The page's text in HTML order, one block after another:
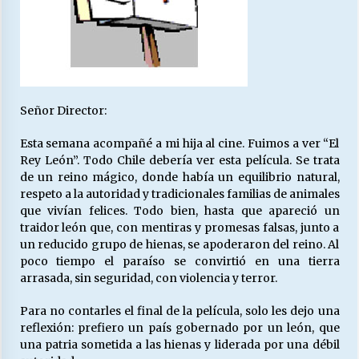
MUNICIPALIDAD, TRABAJADORES, CLIMA
LABORAL:
25/06/2026
¿Qué habrían dicho?
23/06/2026
VOLVER A SER ALTERNATIVA
16/06/2026
MUNICIPALIDADES, HONORARIOS, DESPIDOS
Señor Director:
Esta semana acompañé a mi hija al cine. Fuimos a ver “El
Rey León”. Todo Chile debería ver esta película. Se trata
de un reino mágico, donde había un equilibrio natural,
respeto a la autoridad y tradicionales familias de animales
que vivían felices. Todo bien, hasta que apareció un
traidor león que, con mentiras y promesas falsas, junto a
un reducido grupo de hienas, se apoderaron del reino. Al
poco tiempo el paraíso se convirtió en una tierra
arrasada, sin seguridad, con violencia y terror.
Para no contarles el final de la película, solo les dejo una
reflexión: prefiero un país gobernado por un león, que
una patria sometida a las hienas y liderada por una débil